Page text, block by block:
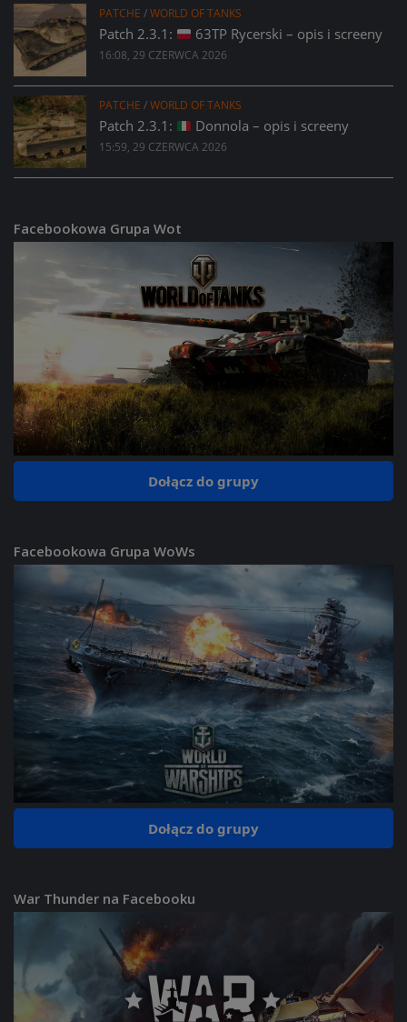
PATCHE /WORLD OF TANKS
Patch 2.3.1: 63TP Rycerski – opis i screeny
16:08, 29 CZERWCA 2026
PATCHE /WORLD OF TANKS
Patch 2.3.1: Donnola – opis i screeny
15:59, 29 CZERWCA 2026
Facebookowa Grupa Wot
Dołącz do grupy
Facebookowa Grupa WoWs
Dołącz do grupy
War Thunder na Facebooku